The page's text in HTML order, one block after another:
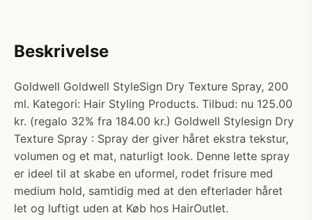
Beskrivelse
Goldwell Goldwell StyleSign Dry Texture Spray, 200
ml. Kategori: Hair Styling Products. Tilbud: nu 125.00
kr. (regalo 32% fra 184.00 kr.) Goldwell Stylesign Dry
Texture Spray : Spray der giver håret ekstra tekstur,
volumen og et mat, naturligt look. Denne lette spray
er ideel til at skabe en uformel, rodet frisure med
medium hold, samtidig med at den efterlader håret
let og luftigt uden at Køb hos HairOutlet.